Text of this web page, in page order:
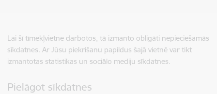
Lai šī tīmekļvietne darbotos, tā izmanto obligāti nepieciešamās
sīkdatnes. Ar Jūsu piekrišanu papildus šajā vietnē var tikt
izmantotas statistikas un sociālo mediju sīkdatnes.
Pielāgot sīkdatnes